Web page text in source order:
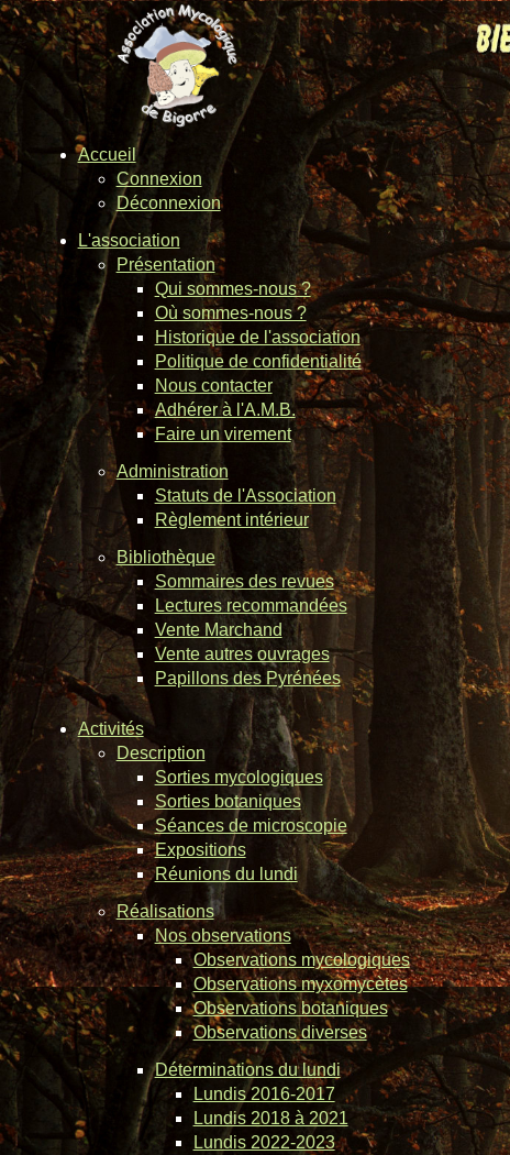
Accueil
Connexion
Déconnexion
L'association
Présentation
Qui sommes-nous ?
Où sommes-nous ?
Historique de l'association
Politique de confidentialité
Nous contacter
Adhérer à l'A.M.B.
Faire un virement
Administration
Statuts de l'Association
Règlement intérieur
Bibliothèque
Sommaires des revues
Lectures recommandées
Vente Marchand
Vente autres ouvrages
Papillons des Pyrénées
Activités
Description
Sorties mycologiques
Sorties botaniques
Séances de microscopie
Expositions
Réunions du lundi
Réalisations
Nos observations
Observations mycologiques
Observations myxomycètes
Observations botaniques
Observations diverses
Déterminations du lundi
Lundis 2016-2017
Lundis 2018 à 2021
Lundis 2022-2023